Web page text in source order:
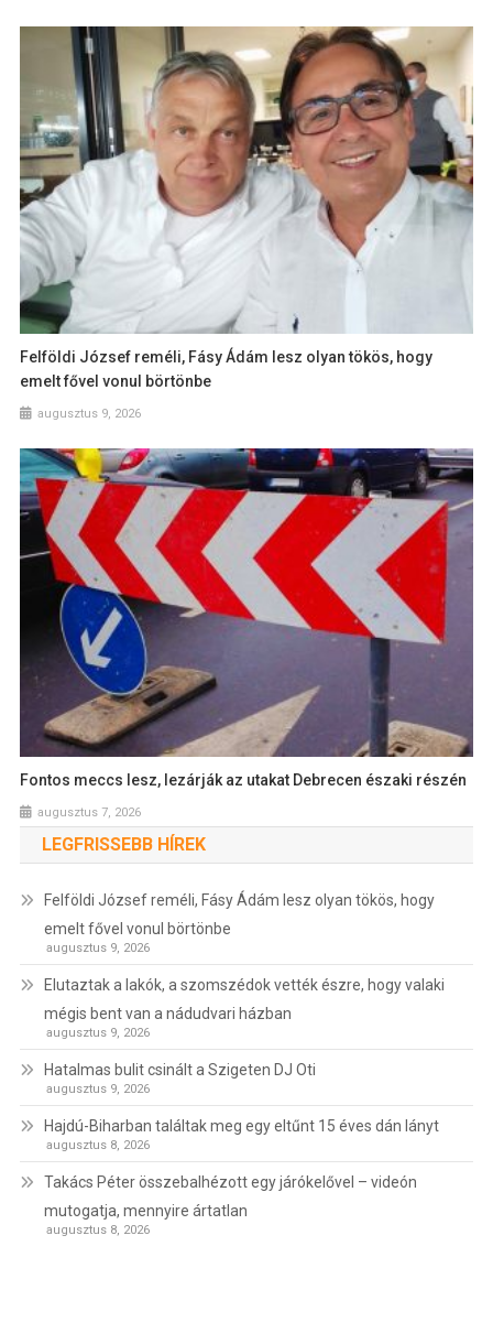
Felföldi József reméli, Fásy Ádám lesz olyan tökös, hogy
emelt fővel vonul börtönbe
augusztus 9, 2026
Fontos meccs lesz, lezárják az utakat Debrecen északi részén
augusztus 7, 2026
LEGFRISSEBB HÍREK
Felföldi József reméli, Fásy Ádám lesz olyan tökös, hogy
emelt fővel vonul börtönbe
augusztus 9, 2026
Elutaztak a lakók, a szomszédok vették észre, hogy valaki
mégis bent van a nádudvari házban
augusztus 9, 2026
Hatalmas bulit csinált a Szigeten DJ Oti
augusztus 9, 2026
Hajdú-Biharban találtak meg egy eltűnt 15 éves dán lányt
augusztus 8, 2026
Takács Péter összebalhézott egy járókelővel – videón
mutogatja, mennyire ártatlan
augusztus 8, 2026